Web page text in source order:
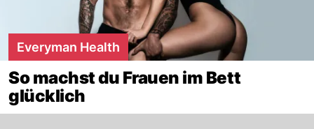
Everyman Health
So machst du Frauen im Bett
glücklich